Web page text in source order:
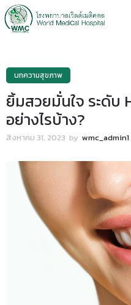
บทความสุขภาพ
ยิ้มสวยมั่นใจ ระดับ
อย่างไรบ้าง?
สิงหาคม 31, 2023 by wmc_admin1